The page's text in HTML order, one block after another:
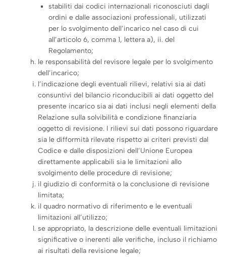
stabiliti dai codici internazionali riconosciuti dagli
ordini e dalle associazioni professionali, utilizzati
per lo svolgimento dell’incarico nel caso di cui
all’articolo 6, comma 1, lettera a), ii. del
Regolamento;
le responsabilità del revisore legale per lo svolgimento
dell’incarico;
l’indicazione degli eventuali rilievi, relativi sia ai dati
consuntivi del bilancio riconducibili ai dati oggetto del
presente incarico sia ai dati inclusi negli elementi della
Relazione sulla solvibilità e condizione finanziaria
oggetto di revisione. I rilievi sui dati possono riguardare
sia le difformità rilevate rispetto ai criteri previsti dal
Codice e dalle disposizioni dell’Unione Europea
direttamente applicabili sia le limitazioni allo
svolgimento delle procedure di revisione;
il giudizio di conformità o la conclusione di revisione
limitata;
il quadro normativo di riferimento e le eventuali
limitazioni all’utilizzo;
se appropriato, la descrizione delle eventuali limitazioni
significative o inerenti alle verifiche, incluso il richiamo
ai risultati della revisione legale;